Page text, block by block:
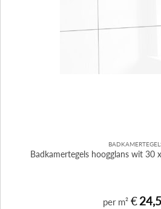
Badkamertegels hoogglans wit 30
per m² €